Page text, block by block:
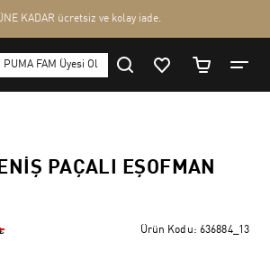
PAÇALI EŞOFMAN
Ürün Kodu: 636884_13